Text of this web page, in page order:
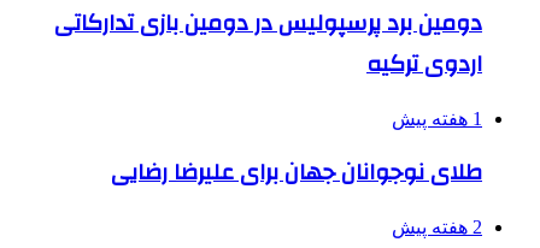
دومین برد پرسپولیس در دومین بازی تدارکاتی
اردوی ترکیه
1 هفته پیش
طلای نوجوانان جهان برای علیرضا رضایی
2 هفته پیش